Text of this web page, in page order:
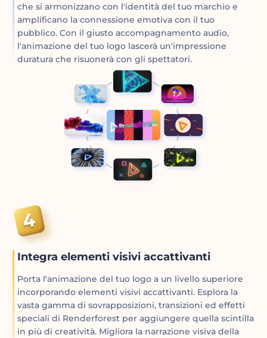
che si armonizzano con l'identità del tuo marchio e
amplificano la connessione emotiva con il tuo
pubblico. Con il giusto accompagnamento audio,
l'animazione del tuo logo lascerà un'impressione
duratura che risuonerà con gli spettatori.
Integra elementi visivi accattivanti
Porta l'animazione del tuo logo a un livello superiore
incorporando elementi visivi accattivanti. Esplora la
vasta gamma di sovrapposizioni, transizioni ed effetti
speciali di Renderforest per aggiungere quella scintilla
in più di creatività. Migliora la narrazione visiva della